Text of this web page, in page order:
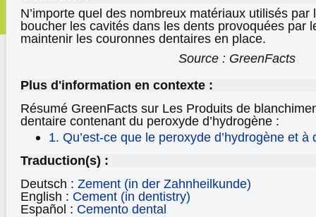
N’importe quel des nombreux matériaux utilisés par
boucher les cavités dans les dents provoquées par
maintenir les couronnes dentaires en place.
Source : GreenFacts
Plus d'information en contexte :
Résumé GreenFacts sur Les Produits de
dentaire contenant du peroxyde d’hydrogène :
1. Qu’est-ce que le peroxyde d’hydrogène et à
Traduction(s) :
Deutsch : Zement (in der Zahnheilkunde)
English : Cement (in dentistry)
Español : Cemento dental